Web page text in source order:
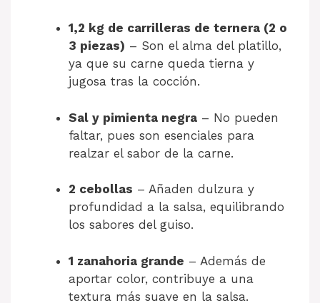
1,2 kg de carrilleras de ternera (2 o
3 piezas) – Son el alma del platillo,
ya que su carne queda tierna y
jugosa tras la cocción.
Sal y pimienta negra – No pueden
faltar, pues son esenciales para
realzar el sabor de la carne.
2 cebollas – Añaden dulzura y
profundidad a la salsa, equilibrando
los sabores del guiso.
1 zanahoria grande – Además de
aportar color, contribuye a una
textura más suave en la salsa.